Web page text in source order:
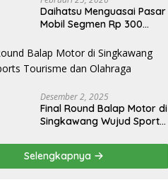
Daihatsu Menguasai Pasar
Mobil Segmen Rp 300
Ekspor
Desember 2, 2025
Final Round Balap Motor di
Singkawang Wujud Sports
Prestasi
Selengkapnya